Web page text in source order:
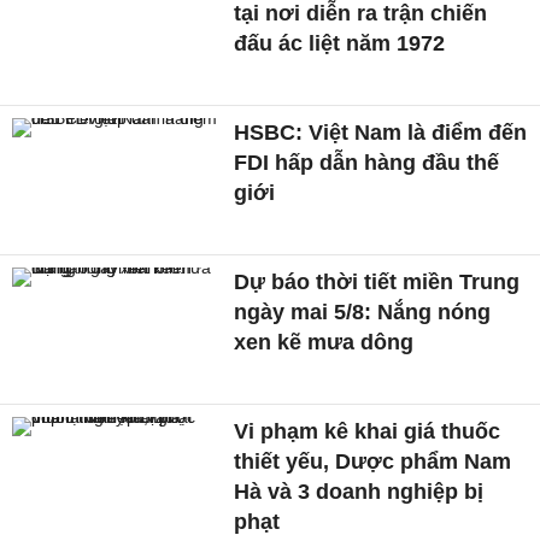
tại nơi diễn ra trận chiến
đấu ác liệt năm 1972
HSBC: Việt Nam là điểm đến
FDI hấp dẫn hàng đầu thế
giới
Dự báo thời tiết miền Trung
ngày mai 5/8: Nắng nóng
xen kẽ mưa dông
Vi phạm kê khai giá thuốc
thiết yếu, Dược phẩm Nam
Hà và 3 doanh nghiệp bị
phạt